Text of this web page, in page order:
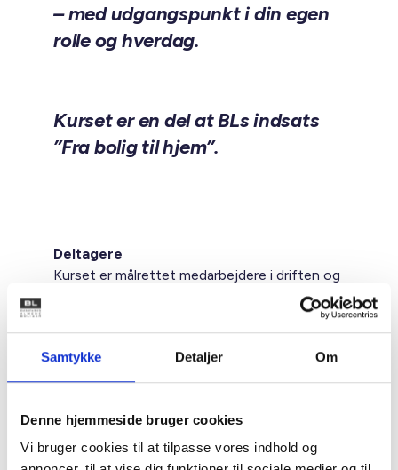
Samtykke Detaljer Om
Denne hjemmeside bruger cookies
Vi bruger cookies til at tilpasse vores indhold og
– med udgangspunkt i din egen
rolle og hverdag.
Kurset er en del at BLs indsats
”Fra bolig til hjem”.
Deltagere
Kurset er målrettet medarbejdere i driften og
beboerkontakt samt deres nærmeste ledere.
Kurset forudsætter ikke at deltagerne har en
socialfaglig baggrund.
Formål